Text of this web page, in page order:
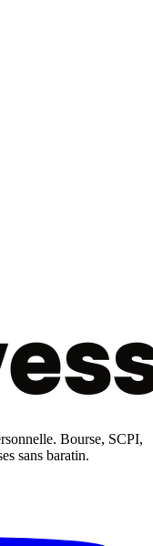
Bourse, SCPI,
sans baratin.